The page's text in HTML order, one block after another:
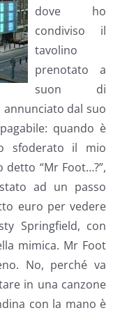
dove ho
condiviso il
tavolino
prenotato a
suon di
dal suo
quando è
sfoderato il mio
“Mr Foot…?”,
ad un passo
euro per vedere
Springfield, con
mimica. Mr Foot
No, perché va
in una canzone
con la mano è